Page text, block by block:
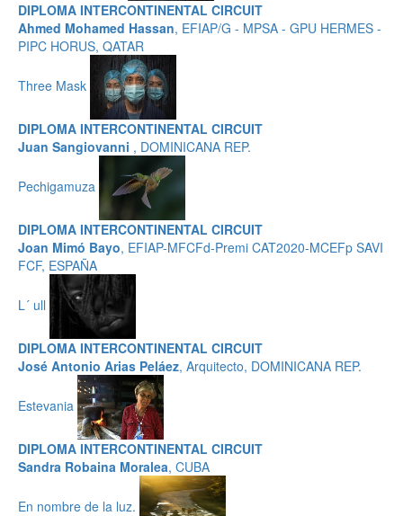
DIPLOMA INTERCONTINENTAL CIRCUIT
Ahmed Mohamed Hassan, EFIAP/G - MPSA - GPU HERMES -
PIPC HORUS, QATAR
Three Mask
DIPLOMA INTERCONTINENTAL CIRCUIT
Juan Sangiovanni , DOMINICANA REP.
Pechigamuza
DIPLOMA INTERCONTINENTAL CIRCUIT
Joan Mimó Bayo, EFIAP-MFCFd-Premi CAT2020-MCEFp SAVI
FCF, ESPAÑA
L´ ull
DIPLOMA INTERCONTINENTAL CIRCUIT
José Antonio Arias Peláez, Arquitecto, DOMINICANA REP.
Estevania
DIPLOMA INTERCONTINENTAL CIRCUIT
Sandra Robaina Moralea, CUBA
En nombre de la luz.